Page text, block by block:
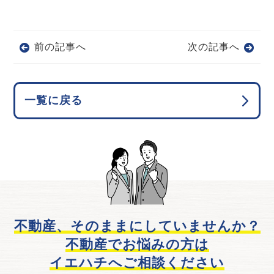
前の記事へ 次の記事へ
一覧に戻る
不動産、そのままにしていませんか？
不動産でお悩みの方は
イエハチへご相談ください